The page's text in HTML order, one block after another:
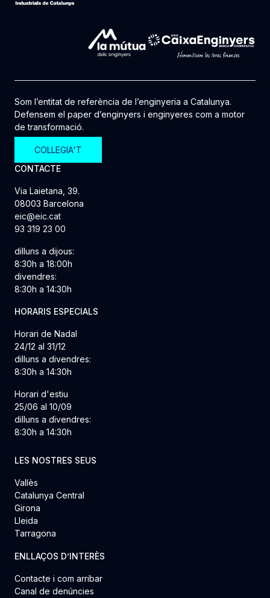
Som l’entitat de referència de l’enginyeria a Catalunya.
Defensem el paper d’enginyers i enginyeres com a motor
de transformació.
COL·LEGIA'T
CONTACTE
Via Laietana, 39.
08003 Barcelona
eic@eic.cat
93 319 23 00
dilluns a dijous:
8:30h a 18:00h
divendres:
8:30h a 14:30h
HORARIS ESPECIALS
Horari de Nadal
24/12 al 31/12
dilluns a divendres:
8:30h a 14:30h
Horari d'estiu
25/06 al 10/09
dilluns a divendres:
8:30h a 14:30h
LES NOSTRES SEUS
Vallès
Catalunya Central
Girona
Lleida
Tarragona
ENLLAÇOS D’INTERÈS
Contacte i com arribar
Canal de denúncies